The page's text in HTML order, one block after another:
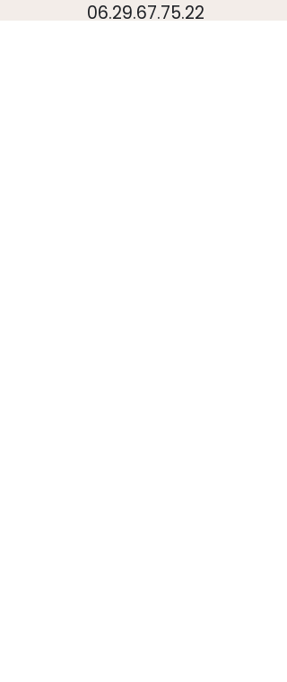
06.29.67.75.22